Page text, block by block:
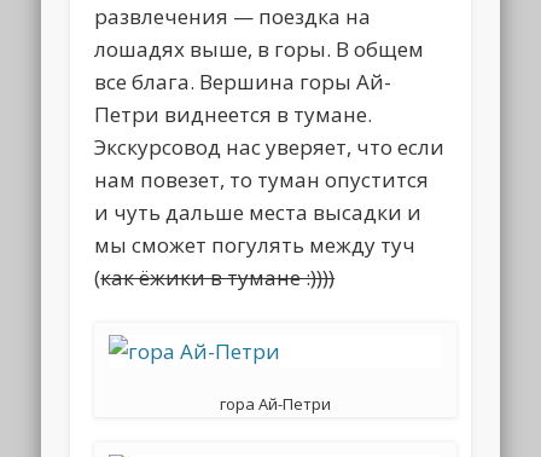
развлечения — поездка на
лошадях выше, в горы. В общем
все блага. Вершина горы Ай-
Петри виднеется в тумане.
Экскурсовод нас уверяет, что если
нам повезет, то туман опустится
и чуть дальше места высадки и
мы сможет погулять между туч
(как ёжики в тумане :))))
гора Ай-Петри